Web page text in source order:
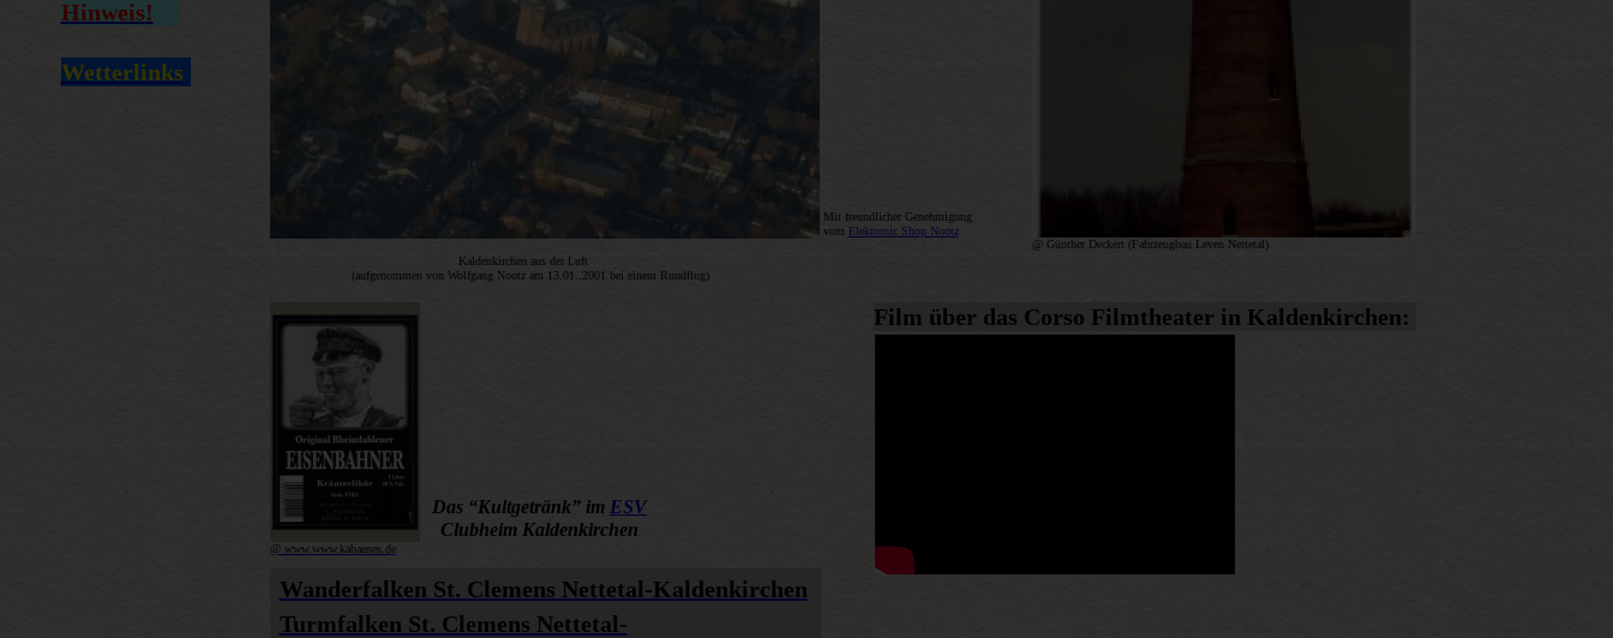
Hinweis!
Wetterlinks
Kaldenkirchen aus der Luft
(aufgenommen von Wolfgang Nootz am 13.01..2001 bei einem Rundflug)
@ www.www.kabaenes.de
Das “Kultgetränk” im ESV
Clubheim Kaldenkirchen
Wanderfalken St. Clemens Nettetal-Kaldenkirchen
Turmfalken St. Clemens Nettetal-
Mit freundlicher Genehmigung
vom Elektronic Shop Nootz
@ Günther Deckert (Fahrzeugbau Leven Nettetal)
Film über das Corso Filmtheater in Kaldenkirchen: